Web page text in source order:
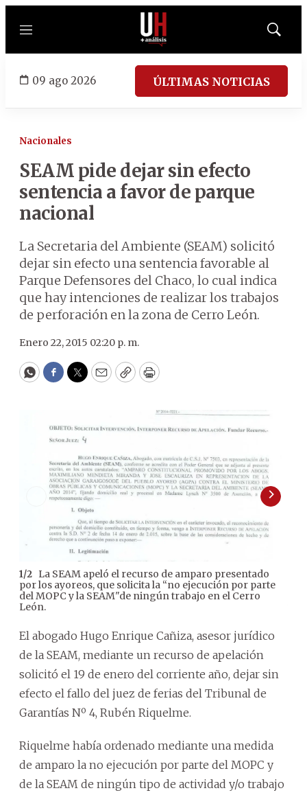
Menú
Mostrar
09 ago 2026 ÚLTIMAS NOTICIAS
Nacionales
SEAM pide dejar sin efecto
sentencia a favor de parque
nacional
La Secretaria del Ambiente (SEAM) solicitó
dejar sin efecto una sentencia favorable al
Parque Defensores del Chaco, lo cual indica
que hay intenciones de realizar los trabajos
de perforación en la zona de Cerro León.
Enero 22, 2015 02:20 p. m.
WhatsApp
Facebook
Twitter
EmailCopyPrint
1/2 La SEAM apeló el recurso de amparo presentado
por los ayoreos, que solicita la “no ejecución por parte
del MOPC y la SEAM"de ningún trabajo en el Cerro
León.
El abogado Hugo Enrique Cañiza, asesor jurídico
de la SEAM, mediante un recurso de apelación
solicitó el 19 de enero del corriente año, dejar sin
efecto el fallo del juez de ferias del Tribunal de
Garantías Nº 4, Rubén Riquelme.
Riquelme había ordenado mediante una medida
de amparo la no ejecución por parte del MOPC y
de la SEAM de ningún tipo de actividad y/o trabajo